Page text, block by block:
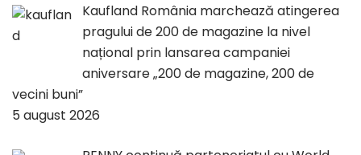
Kaufland România marchează atingerea
pragului de 200 de magazine la nivel
național prin lansarea campaniei
aniversare „200 de magazine, 200 de
vecini buni”
5 august 2026